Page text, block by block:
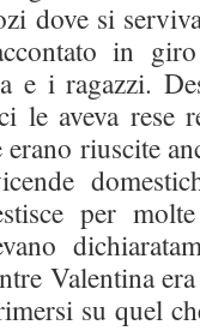
dove si
in
e i ragazzi.
le aveva rese
riuscite
per
Valentina
su quel